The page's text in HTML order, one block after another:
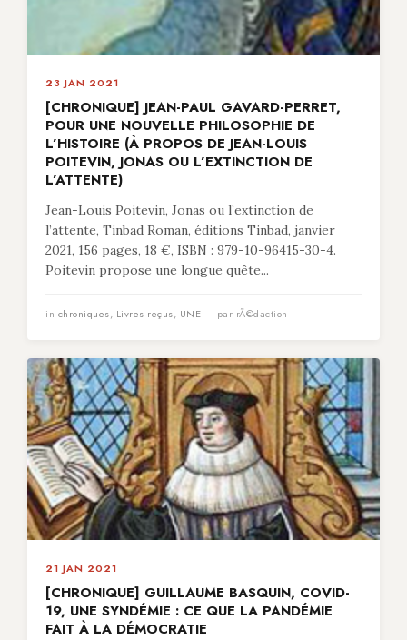
23 JAN 2021
[CHRONIQUE] JEAN-PAUL GAVARD-PERRET,
POUR UNE NOUVELLE PHILOSOPHIE DE
L’HISTOIRE (À PROPOS DE JEAN-LOUIS
POITEVIN, JONAS OU L’EXTINCTION DE
L’ATTENTE)
Jean-Louis Poitevin, Jonas ou l’extinction de
l’attente, Tinbad Roman, éditions Tinbad, janvier
2021, 156 pages, 18 €, ISBN : 979-10-96415-30-4.
Poitevin propose une longue quête...
in chroniques, Livres reçus, UNE — par rÃ©daction
21 JAN 2021
[CHRONIQUE] GUILLAUME BASQUIN, COVID-
19, UNE SYNDÉMIE : CE QUE LA PANDÉMIE
FAIT À LA DÉMOCRATIE